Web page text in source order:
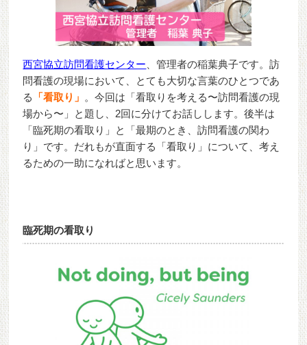
西宮協立訪問看護センター 、管理者の稲葉典子です。訪
問看護の現場において、とても大切な言葉のひとつであ
る
「看取り」 。今回は「看取りを考える〜訪問看護の現
場から〜」と題し、2回に分けてお話しします。後半は
「臨死期の看取り」と「最期のとき、訪問看護の関わ
り」です。だれもが直面する「看取り」について、考え
るための一助になればと思います。
臨死期の看取り